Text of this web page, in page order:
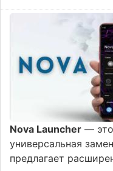
Nova Launcher —
универсальная
предлагает